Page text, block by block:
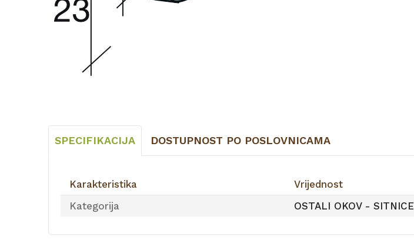
SPECIFIKACIJA DOSTUPNOST PO POSLOVNICAMA
Karakteristika
Vrijednost
Kategorija
OSTALI OKOV - SITNICE